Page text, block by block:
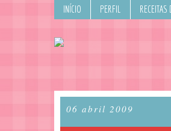
INÍCIO PERFIL RECEITAS
06 abril 2009